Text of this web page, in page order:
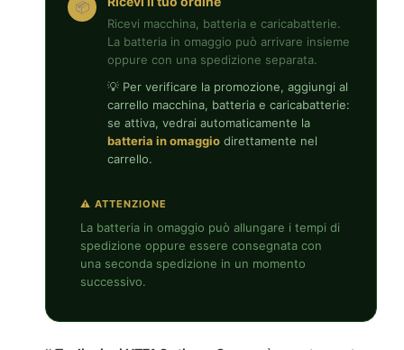
📦
Ricevi macchina, batteria e caricabatterie.
La batteria in omaggio può arrivare insieme
oppure con una spedizione separata.
💡 Per verificare la promozione, aggiungi al
carrello macchina, batteria e caricabatterie:
se attiva, vedrai automaticamente la
batteria in omaggio direttamente nel
carrello.
⚠ ATTENZIONE
La batteria in omaggio può allungare i tempi di
spedizione oppure essere consegnata con
una seconda spedizione in un momento
successivo.